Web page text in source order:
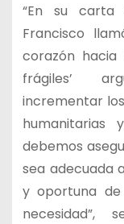
“En su carta
Francisco
corazón hacia
frágiles’
incrementar
debemos
sea adecuada
y oportuna
necesidad”,